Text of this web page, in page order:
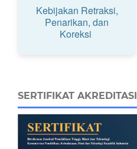
Kebijakan Retraksi,
Penarikan, dan
Koreksi
SERTIFIKAT AKREDITASI